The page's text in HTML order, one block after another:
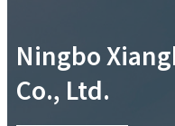
Ningbo
Co., Ltd.